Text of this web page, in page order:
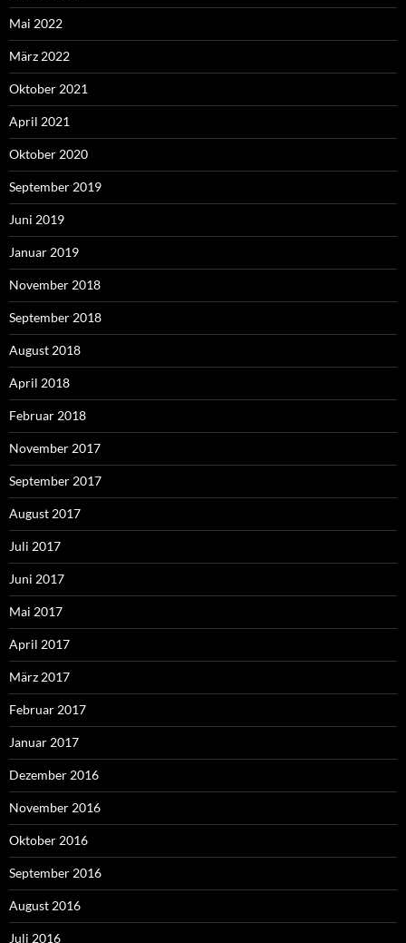
Mai 2022
März 2022
Oktober 2021
April 2021
Oktober 2020
September 2019
Juni 2019
Januar 2019
November 2018
September 2018
August 2018
April 2018
Februar 2018
November 2017
September 2017
August 2017
Juli 2017
Juni 2017
Mai 2017
April 2017
März 2017
Februar 2017
Januar 2017
Dezember 2016
November 2016
Oktober 2016
September 2016
August 2016
Juli 2016